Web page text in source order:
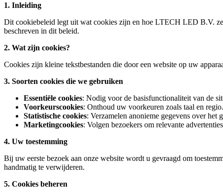
1. Inleiding
Dit cookiebeleid legt uit wat cookies zijn en hoe LTECH LED B.V.
beschreven in dit beleid.
2. Wat zijn cookies?
Cookies zijn kleine tekstbestanden die door een website op uw
3. Soorten cookies die we gebruiken
Essentiële cookies: Nodig voor de basisfunctionaliteit van de
Voorkeurscookies: Onthoud uw voorkeuren zoals taal en regio.
Statistische cookies: Verzamelen anonieme gegevens over het
Marketingcookies: Volgen bezoekers om relevante
4. Uw toestemming
Bij uw eerste bezoek aan onze website wordt u gevraagd om
handmatig te verwijderen.
5. Cookies beheren